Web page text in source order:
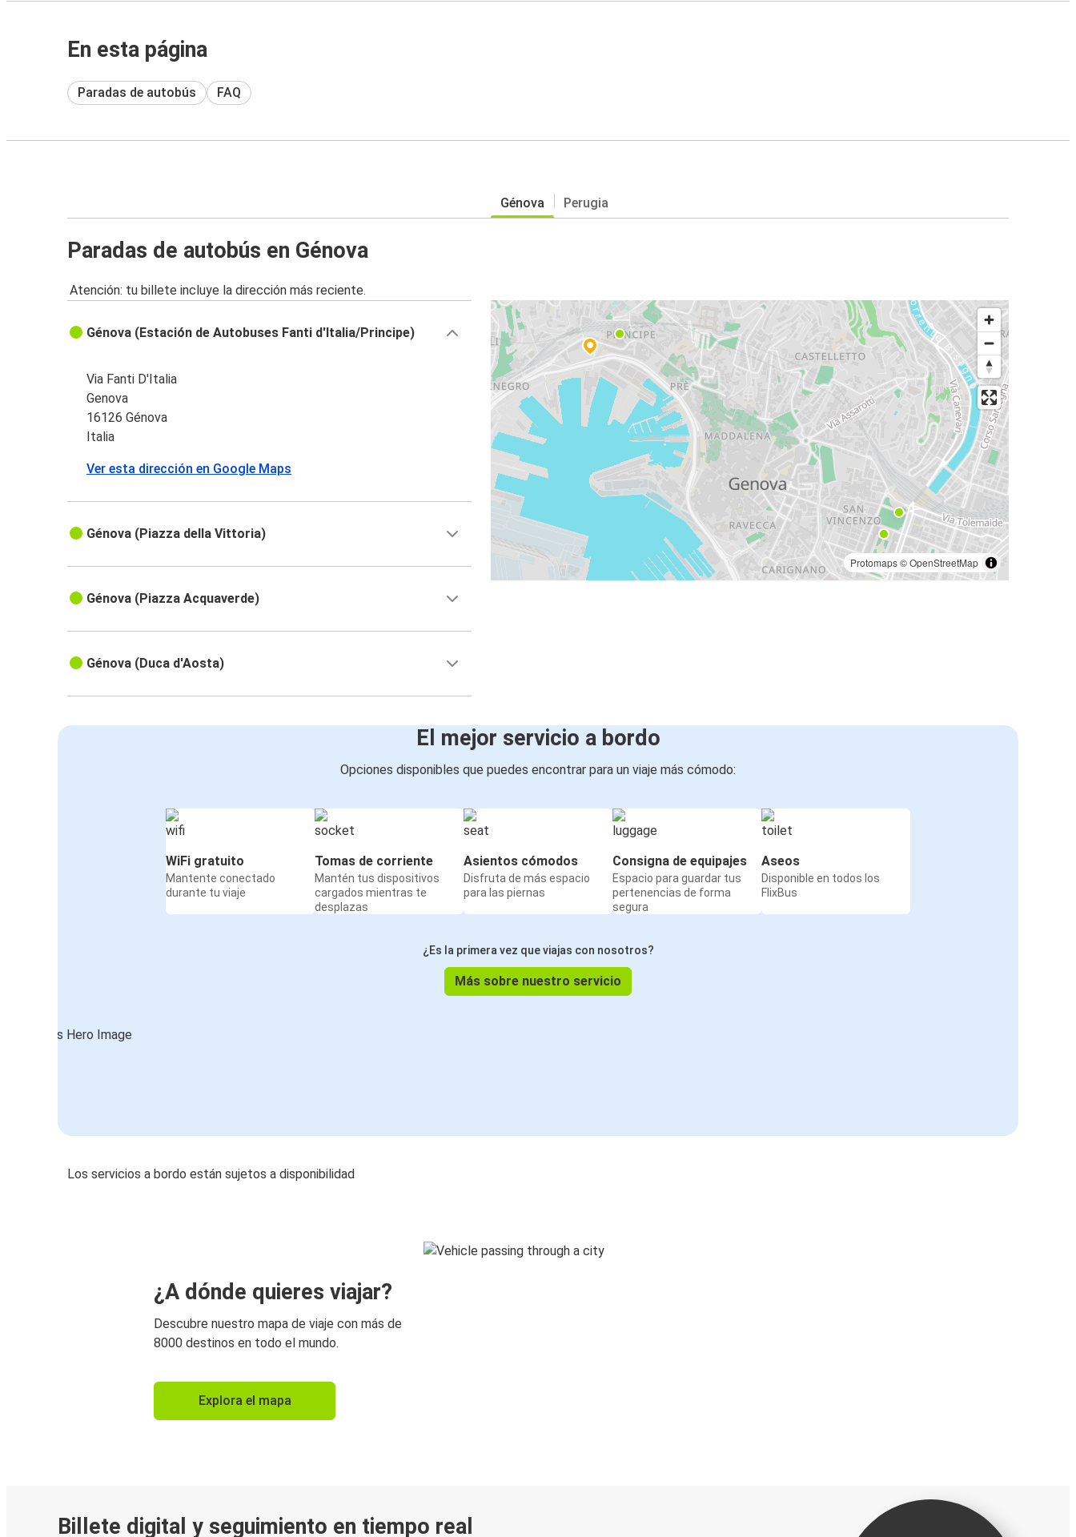
En esta página
Paradas de autobús FAQ
Génova Perugia
Paradas de autobús en Génova
Atención: tu billete incluye la dirección más reciente.
Protomaps©OpenStreetMap
Génova (Estación de Autobuses Fanti d'Italia/Principe)
Via Fanti D'Italia
Genova
16126 Génova
Italia
Ver esta dirección en Google Maps
Génova (Piazza della Vittoria)
Génova (Piazza Acquaverde)
Génova (Duca d'Aosta)
El mejor servicio a bordo
Opciones disponibles que puedes encontrar para un viaje más cómodo:
WiFi gratuito
Mantente conectado
durante tu viaje
Tomas de corriente
Mantén tus dispositivos
cargados mientras te
desplazas
Asientos cómodos
Disfruta de más espacio
para las piernas
Consigna de equipajes
Espacio para guardar tus
pertenencias de forma
segura
Aseos
Disponible en todos los
FlixBus
¿Es la primera vez que viajas con nosotros?
Más sobre nuestro servicio
Los servicios a bordo están sujetos a disponibilidad
¿A dónde quieres viajar?
Descubre nuestro mapa de viaje con más de
8000 destinos en todo el mundo.
Explora el mapa
Billete digital y seguimiento en tiempo real